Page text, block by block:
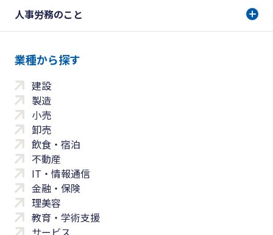
人事労務のこと
業種から探す
建設
製造
小売
卸売
飲食・宿泊
不動産
IT・情報通信
金融・保険
理美容
教育・学術支援
サービス